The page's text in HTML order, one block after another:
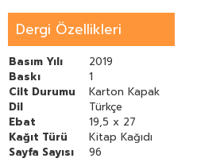
Hamuruyla Eksik Eteğiyle Akademide Kadın
Koruİktisat ve Toplum Dergisi Başkent
Üniversitesi'ndeTÜYAP Onur Yazarı
Osman Arolat
Gülün Adı Filmi Üzerine
Emine Ceren Ak
Dergi Özellikleri
Basım Yılı
2019
Baskı
1
Cilt Durumu
Karton Kapak
Dil
Türkçe
Ebat
19,5 x 27
Kağıt Türü
Kitap Kağıdı
Sayfa Sayısı
96